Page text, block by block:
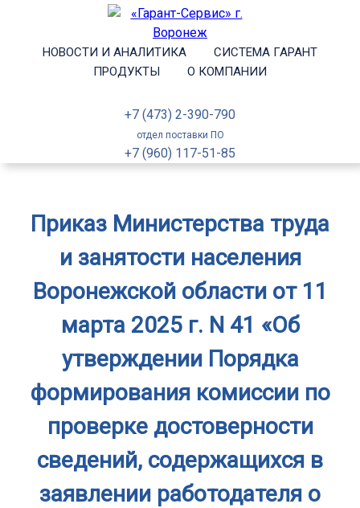
НОВОСТИ И АНАЛИТИКА
СИСТЕМА ГАРАНТ
ПРОДУКТЫ
О КОМПАНИИ
+7 (473) 2-390-790
отдел поставки ПО
+7 (960) 117-51-85
Приказ Министерства труда
и занятости населения
Воронежской области от 11
марта 2025 г. N 41 «Об
утверждении Порядка
формирования комиссии по
проверке достоверности
сведений, содержащихся в
заявлении работодателя о